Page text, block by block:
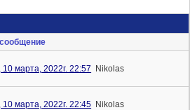
10 марта, 2022г. 22:57 Nikolas
10 марта, 2022г. 22:45 Nikolas